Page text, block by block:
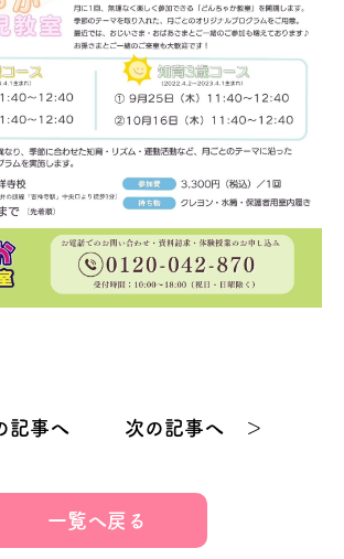
記事へ 次の記事へ ＞
一覧へ戻る